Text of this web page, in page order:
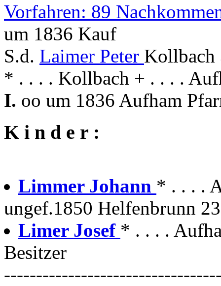
Vorfahren: 89
um 1836 Kauf
S.d. Laimer Peter Kollbach
* . . . . Kollbach + . . . .
I. oo um 1836 Aufham
K i n d e r :
Limmer Johann * . . . .
ungef.1850 Helfenbrunn
Limer Josef * . . . .
Besitzer